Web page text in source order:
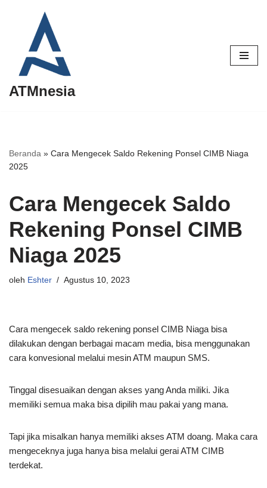
Lompat
konten
ATMnesia
Beranda » Cara Mengecek Saldo Rekening Ponsel CIMB Niaga
2025
Cara Mengecek Saldo
Rekening Ponsel CIMB
Niaga 2025
oleh Eshter Agustus 10, 2023
Cara mengecek saldo rekening ponsel CIMB Niaga bisa
dilakukan dengan berbagai macam media, bisa menggunakan
cara konvesional melalui mesin ATM maupun SMS.
Tinggal disesuaikan dengan akses yang Anda miliki. Jika
memiliki semua maka bisa dipilih mau pakai yang mana.
Tapi jika misalkan hanya memiliki akses ATM doang. Maka cara
mengeceknya juga hanya bisa melalui gerai ATM CIMB
terdekat.